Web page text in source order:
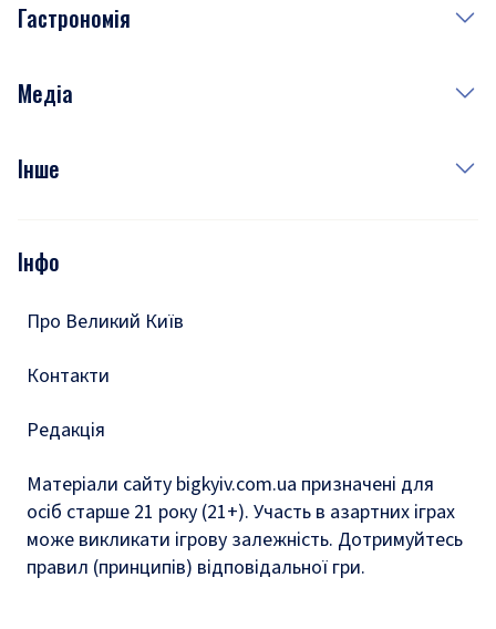
Субота
Краса
Гастрономія
Рецепти
Медіа
Фото
Подкасти
Інше
Тести
Інфо
Про Великий Київ
Контакти
Редакція
Матеріали сайту bigkyiv.com.ua призначені для
осіб старше 21 року (21+). Участь в азартних іграх
може викликати ігрову залежність. Дотримуйтесь
правил (принципів) відповідальної гри.